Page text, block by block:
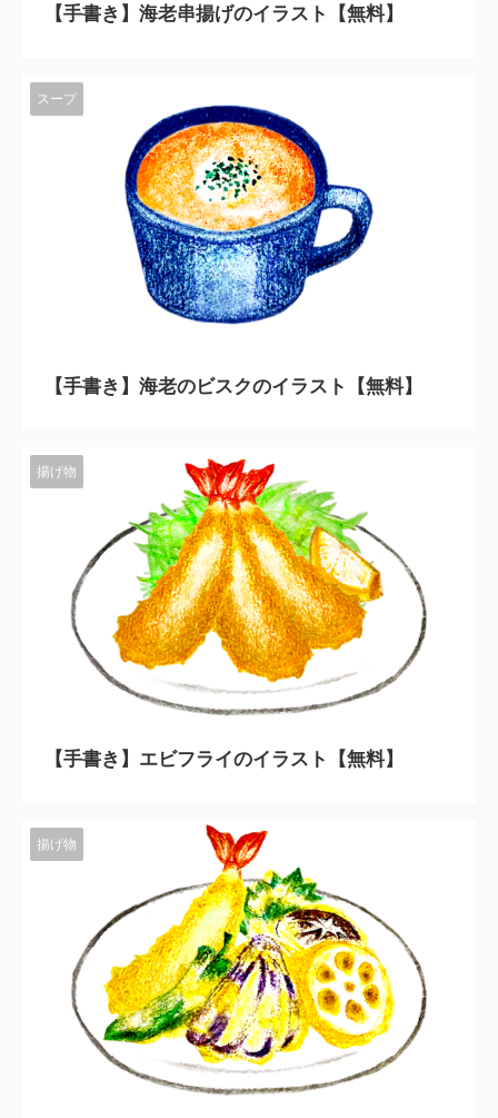
【手書き】海老串揚げのイラスト【無料】
スープ
【手書き】海老のビスクのイラスト【無料】
揚げ物
【手書き】エビフライのイラスト【無料】
揚げ物